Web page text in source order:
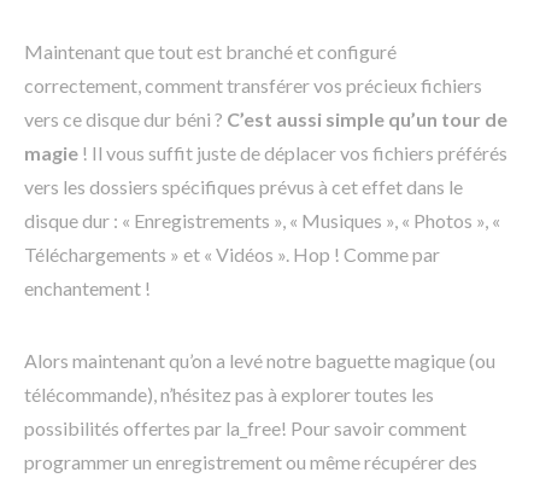
Maintenant que tout est branché et configuré
correctement, comment transférer vos précieux fichiers
vers ce disque dur béni ? C’est aussi simple qu’un tour de
magie ! Il vous suffit juste de déplacer vos fichiers préférés
vers les dossiers spécifiques prévus à cet effet dans le
disque dur : « Enregistrements », « Musiques », « Photos », «
Téléchargements » et « Vidéos ». Hop ! Comme par
enchantement !
Alors maintenant qu’on a levé notre baguette magique (ou
télécommande), n’hésitez pas à explorer toutes les
possibilités offertes par la_free! Pour savoir comment
programmer un enregistrement ou même récupérer des